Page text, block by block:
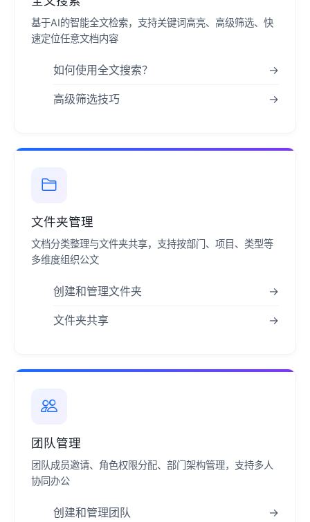
基于AI的智能全文检索，支持关键词高亮、高级筛选、快
速定位任意文档内容
如何使用全文搜索？ →
高级筛选技巧 →
文件夹管理
文档分类整理与文件夹共享，支持按部门、项目、类型等
多维度组织公文
创建和管理文件夹 →
文件夹共享 →
团队管理
团队成员邀请、角色权限分配、部门架构管理，支持多人
协同办公
创建和管理团队 →